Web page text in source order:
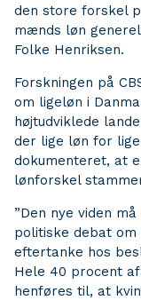
den store forskel
mænds løn
Folke Henriksen.
Forskningen på
om ligeløn i
højtudviklede
der lige løn for
dokumenteret, at
lønforskel
”Den nye viden
politiske debat
eftertanke hos
Hele 40 procent
henføres til, at